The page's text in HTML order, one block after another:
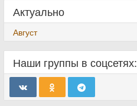
Актуально
Август
Наши группы в соцсетях: